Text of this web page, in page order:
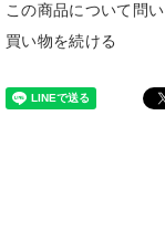
この商品について問
買い物を続ける